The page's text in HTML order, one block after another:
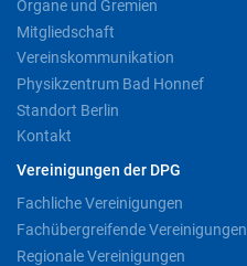
Organe und Gremien
Mitgliedschaft
Vereinskommunikation
Physikzentrum Bad Honnef
Standort Berlin
Kontakt
Vereinigungen der DPG
Fachliche Vereinigungen
Fachübergreifende Vereinigungen
Regionale Vereinigungen